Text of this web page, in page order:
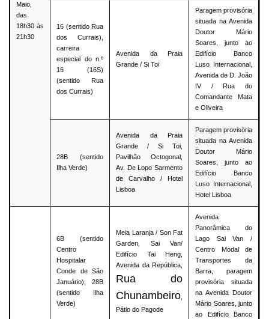
Maio,
das
18h30 às
21h30
16 (sentido Rua
dos Currais),
carreira
especial do n.º
16 (16S)
(sentido Rua
dos Currais)
Avenida da Praia
Grande / Si Toi
Paragem provisória
situada na Avenida
Doutor Mário
Soares, junto ao
Edifício Banco
Luso Internacional,
Avenida de D. João
IV / Rua do
Comandante Mata
e Oliveira
28B (sentido
Ilha Verde)
Avenida da Praia
Grande / Si Toi,
Pavilhão Octogonal,
Av. De Lopo Sarmento
de Carvalho / Hotel
Lisboa
Paragem provisória
situada na Avenida
Doutor Mário
Soares, junto ao
Edifício Banco
Luso Internacional,
Hotel Lisboa
6B (sentido
Centro
Hospitalar
Conde de São
Januário), 28B
(sentido Ilha
Verde)
Meia Laranja / Son Fat
Garden, Sai Van/
Edifício Tai Heng,
Avenida da República,
Rua do
Chunambeiro
Pátio do Pagode
Avenida
Panorâmica do
Lago Sai Van /
Centro Modal de
Transportes da
Barra, paragem
provisória situada
na Avenida Doutor
Mário Soares, junto
ao Edifício Banco